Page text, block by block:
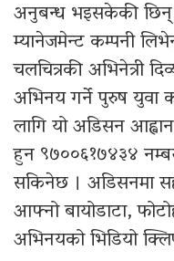
अनुबन्ध भइसकेकी छिन्
म्यानेजमेन्ट कम्पनी
चलचित्रकी अभिनेत्री
अभिनय गर्ने पुरुष युवा
लागि यो अडिसन
हुन ९७००६१७४३४
सकिनेछ । अडिसनमा
आफ्नो बायोडाटा,
अभिनयको भिडियो